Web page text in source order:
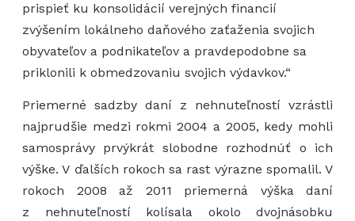
prispieť ku konsolidácií verejných financií
zvýšením lokálneho daňového zaťaženia svojich
obyvateľov a podnikateľov a pravdepodobne sa
priklonili k obmedzovaniu svojich výdavkov.“
Priemerné sadzby daní z nehnuteľností vzrástli
najprudšie medzi rokmi 2004 a 2005, kedy mohli
samosprávy prvýkrát slobodne rozhodnúť o ich
výške. V ďalších rokoch sa rast výrazne spomalil. V
rokoch 2008 až 2011 priemerná výška daní
z nehnuteľností kolísala okolo dvojnásobku